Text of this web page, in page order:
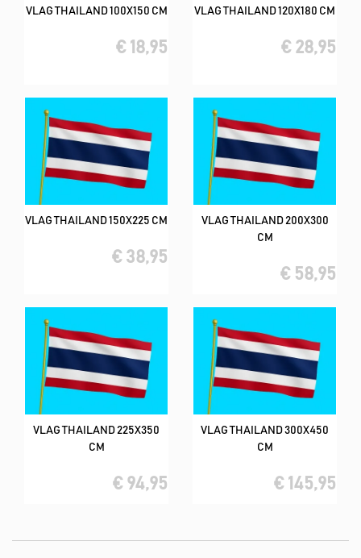
VLAG THAILAND 100X150 CM
€ 18,95
VLAG THAILAND 120X180 CM
€ 28,95
VLAG THAILAND 150X225 CM
€ 38,95
VLAG THAILAND 200X300
CM
€ 58,95
VLAG THAILAND 225X350
CM
€ 94,95
VLAG THAILAND 300X450
CM
€ 145,95